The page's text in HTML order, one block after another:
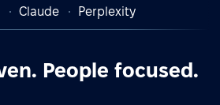
Claude Perplexity
People focused.